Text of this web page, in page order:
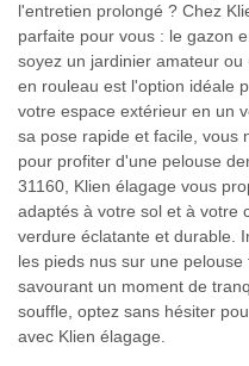
l'entretien prolongé ? Chez
parfaite pour vous : le gazon
soyez un jardinier amateur
en rouleau est l'option idéale
votre espace extérieur en un
sa pose rapide et facile, vous
pour profiter d'une pelouse
31160, Klien élagage vous
adaptés à votre sol et à votre
verdure éclatante et durable.
les pieds nus sur une
savourant un moment de
souffle, optez sans hésiter
avec Klien élagage.